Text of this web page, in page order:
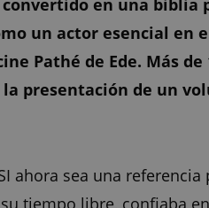
convertido en una biblia
un actor esencial en
Pathé de Ede. Más
presentación de un
ahora sea una referencia
tiempo libre, confiaba